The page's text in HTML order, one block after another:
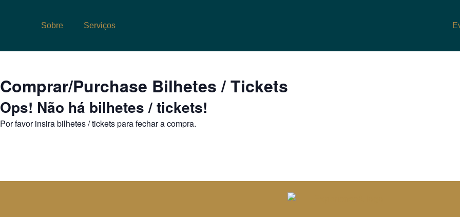
Sobre Serviços
Comprar/Purchase Bilhetes / Tickets
Ops! Não há bilhetes / tickets!
Por favor insira bilhetes / tickets para fechar a compra.